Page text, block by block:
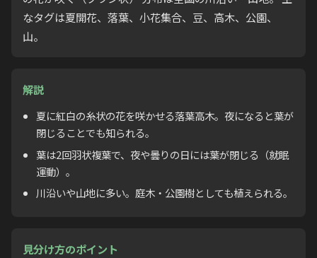
なタグは夏開花、落葉、小花集合、豆、高木、公園、
山。
解説
夏に紅白の糸状の花を咲かせる落葉高木。夜になると葉が
閉じることでも知られる。
葉は2回羽状複葉で、夜や曇りの日には葉が閉じる（就眠
運動）。
川沿いや山地に多い。庭木・公園樹としても植えられる。
見分け方のポイント